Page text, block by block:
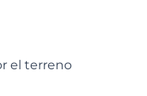
el terreno